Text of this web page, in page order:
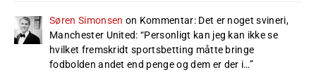
Søren Simonsen on Kommentar: Det er noget svineri,
Manchester United: “Personligt kan jeg kan ikke se
hvilket fremskridt sportsbetting måtte bringe
fodbolden andet end penge og dem er der i…”